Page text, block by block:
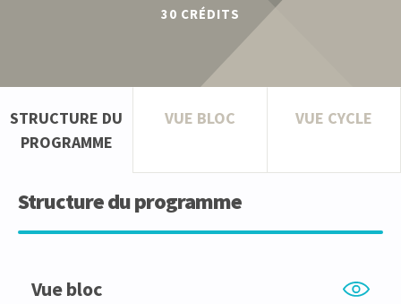
30 CRÉDITS
STRUCTURE DU
PROGRAMME
VUE BLOC VUE CYCLE
Structure du programme
Vue bloc